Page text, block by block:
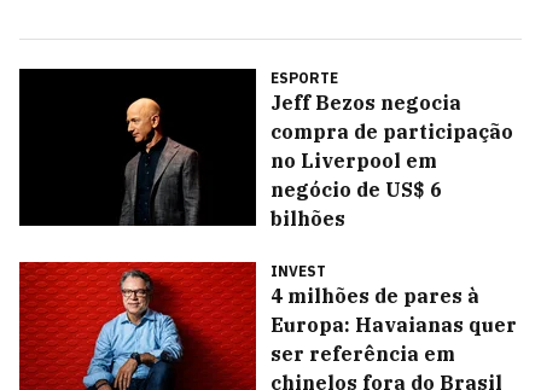
ESPORTE
Jeff Bezos negocia
compra de participação
no Liverpool em
negócio de US$ 6
bilhões
INVEST
4 milhões de pares à
Europa: Havaianas quer
ser referência em
chinelos fora do Brasil